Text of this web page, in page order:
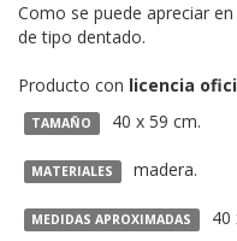
Como se puede apreciar
de tipo dentado.
Producto con licencia
TAMAÑO 40 x 59 cm.
MATERIALES madera.
MEDIDAS APROXIMADAS 40